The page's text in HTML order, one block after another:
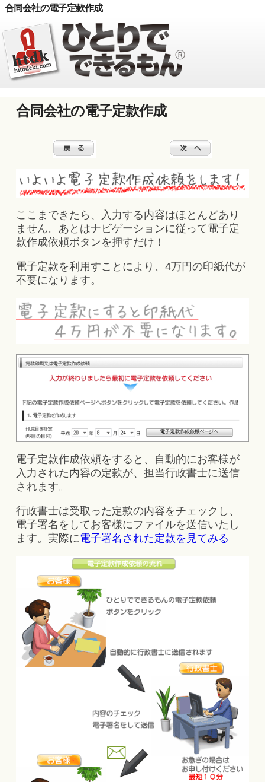
合同会社の電子定款作成
合同会社の電子定款作成
ここまできたら、入力する内容はほとんどあり
ません。あとはナビゲーションに従って電子定
款作成依頼ボタンを押すだけ！
電子定款を利用すことにより、4万円の印紙代が
不要になります。
電子定款作成依頼をすると、自動的にお客様が
入力された内容の定款が、担当行政書士に送信
されます。
行政書士は受取った定款の内容をチェックし、
電子署名をしてお客様にファイルを送信いたし
ます。実際に電子署名された定款を見てみる